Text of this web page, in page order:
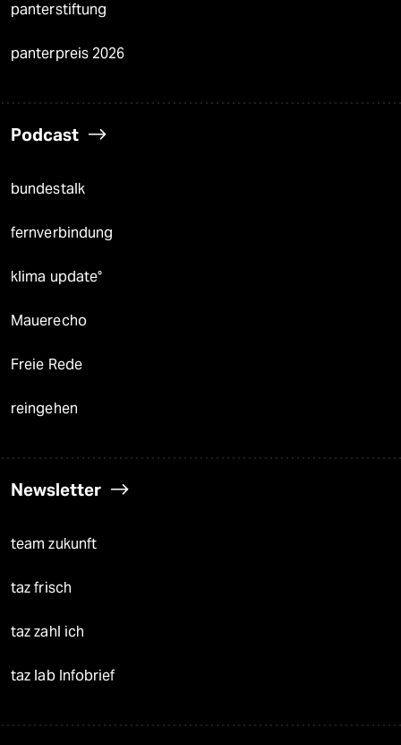
panterstiftung
panterpreis 2026
Podcast
bundestalk
fernverbindung
klima update°
Mauerecho
Freie Rede
reingehen
Newsletter
team zukunft
taz frisch
taz zahl ich
taz lab Infobrief